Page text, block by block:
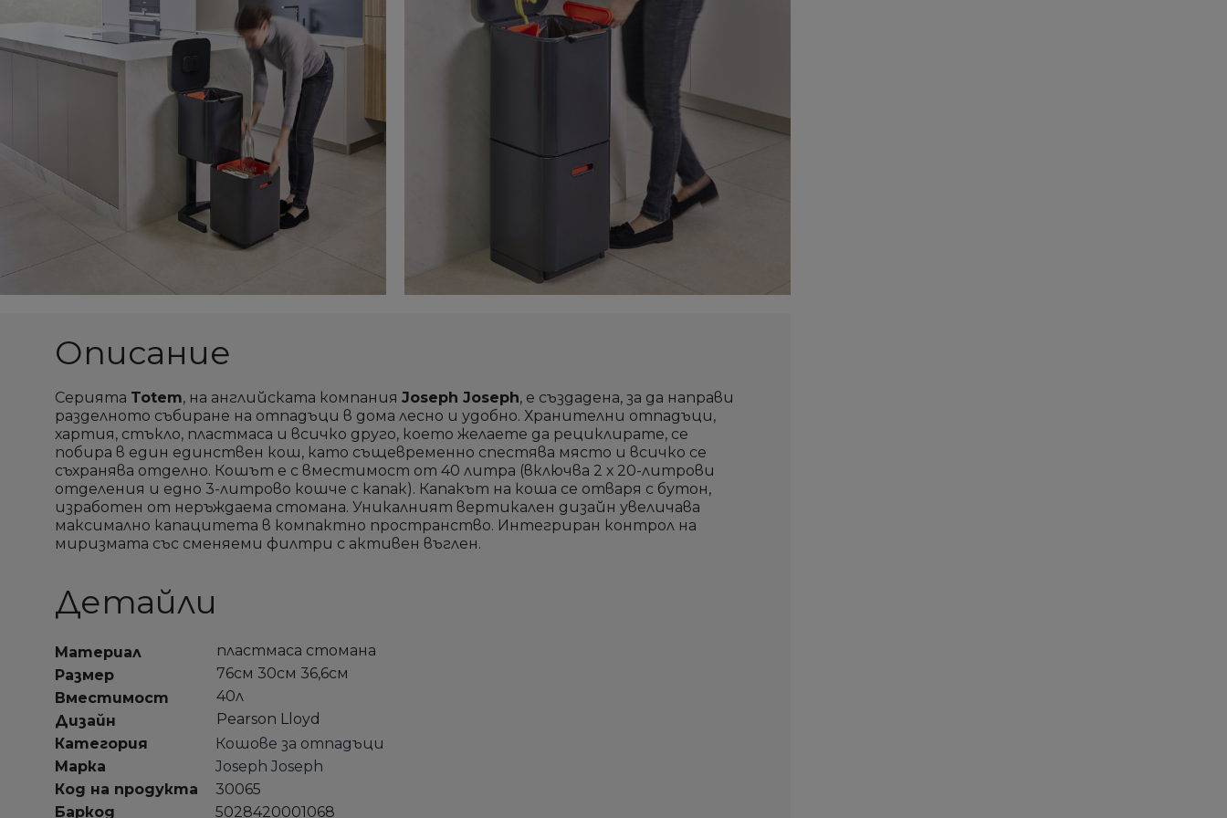
Описание
Серията Totem, на английската компания Joseph Joseph, е създадена, за да направи
разделното събиране на отпадъци в дома лесно и удобно. Хранителни отпадъци,
хартия, стъкло, пластмаса и всичко друго, което желаете да рециклирате, се
побира в един единствен кош, като същевременно спестява място и всичко се
съхранява отделно. Кошът е с вместимост от 40 литра (включва 2 х 20-литрови
отделения и едно 3-литрово кошче с капак). Капакът на коша се отваря с бутон,
изработен от неръждаема стомана. Уникалният вертикален дизайн увеличава
максимално капацитета в компактно пространство. Интегриран контрол на
миризмата със сменяеми филтри с активен въглен.
Детайли
Материал
пластмаса стомана
Размер
76см 30см 36,6см
Вместимост
40л
Дизайн
Pearson Lloyd
Категория
Кошове за отпадъци
Марка
Joseph Joseph
Код на продукта
30065
Баркод
5028420001068